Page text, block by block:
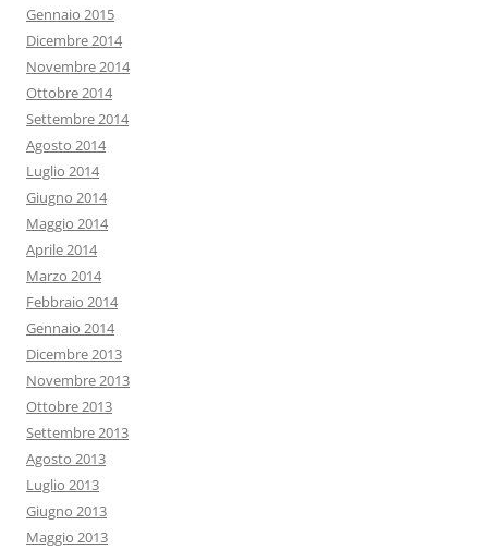
Gennaio 2015
Dicembre 2014
Novembre 2014
Ottobre 2014
Settembre 2014
Agosto 2014
Luglio 2014
Giugno 2014
Maggio 2014
Aprile 2014
Marzo 2014
Febbraio 2014
Gennaio 2014
Dicembre 2013
Novembre 2013
Ottobre 2013
Settembre 2013
Agosto 2013
Luglio 2013
Giugno 2013
Maggio 2013